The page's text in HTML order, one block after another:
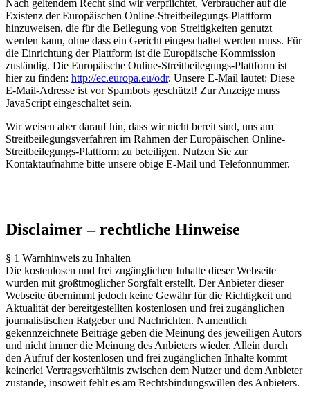
Nach geltendem Recht sind wir verpflichtet, Verbraucher auf die
Existenz der Europäischen Online-Streitbeilegungs-Plattform
hinzuweisen, die für die Beilegung von Streitigkeiten genutzt
werden kann, ohne dass ein Gericht eingeschaltet werden muss. Für
die Einrichtung der Plattform ist die Europäische Kommission
zuständig. Die Europäische Online-Streitbeilegungs-Plattform ist
hier zu finden: http://ec.europa.eu/odr. Unsere E-Mail lautet: Diese
E-Mail-Adresse ist vor Spambots geschützt! Zur Anzeige muss
JavaScript eingeschaltet sein.
Wir weisen aber darauf hin, dass wir nicht bereit sind, uns am
Streitbeilegungsverfahren im Rahmen der Europäischen Online-
Streitbeilegungs-Plattform zu beteiligen. Nutzen Sie zur
Kontaktaufnahme bitte unsere obige E-Mail und Telefonnummer.
Disclaimer – rechtliche Hinweise
§ 1 Warnhinweis zu Inhalten
Die kostenlosen und frei zugänglichen Inhalte dieser Webseite
wurden mit größtmöglicher Sorgfalt erstellt. Der Anbieter dieser
Webseite übernimmt jedoch keine Gewähr für die Richtigkeit und
Aktualität der bereitgestellten kostenlosen und frei zugänglichen
journalistischen Ratgeber und Nachrichten. Namentlich
gekennzeichnete Beiträge geben die Meinung des jeweiligen Autors
und nicht immer die Meinung des Anbieters wieder. Allein durch
den Aufruf der kostenlosen und frei zugänglichen Inhalte kommt
keinerlei Vertragsverhältnis zwischen dem Nutzer und dem Anbieter
zustande, insoweit fehlt es am Rechtsbindungswillen des Anbieters.